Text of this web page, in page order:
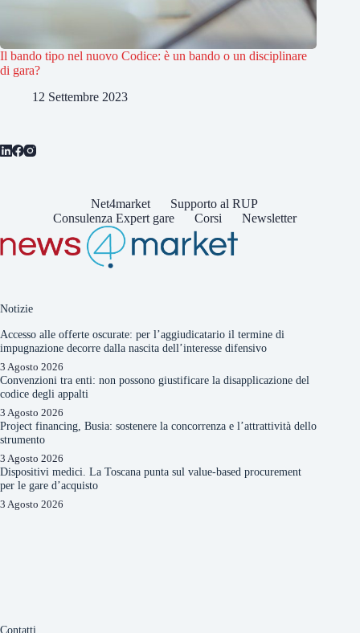
Il bando tipo nel nuovo Codice: è un bando o un disciplinare
di gara?
12 Settembre 2023
Net4market
Supporto al RUP
Consulenza Expert gare
Corsi Newsletter
Notizie
Accesso alle offerte oscurate: per l’aggiudicatario il termine di
impugnazione decorre dalla nascita dell’interesse difensivo
3 Agosto 2026
Convenzioni tra enti: non possono giustificare la disapplicazione del
codice degli appalti
3 Agosto 2026
Project financing, Busia: sostenere la concorrenza e l’attrattività dello
strumento
3 Agosto 2026
Dispositivi medici. La Toscana punta sul value-based procurement
per le gare d’acquisto
3 Agosto 2026
Contatti